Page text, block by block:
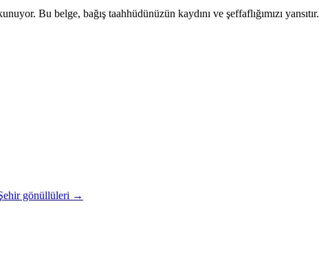
Bu belge, bağış taahhüdünüzün kaydını ve şeffaflığımızı yansıtır.
gönüllüleri →